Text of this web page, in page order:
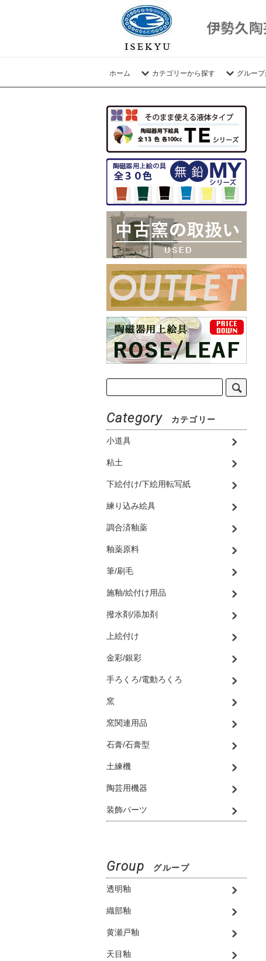
ホーム カテゴリーから探す グルー
Category カテゴリー
小道具
粘土
下絵付け/下絵用転写紙
練り込み絵具
調合済釉薬
釉薬原料
筆/刷毛
施釉/絵付け用品
撥水剤/添加剤
上絵付け
金彩/銀彩
手ろくろ/電動ろくろ
窯
窯関連用品
石膏/石膏型
土練機
陶芸用機器
装飾パーツ
Group グループ
透明釉
織部釉
黄瀬戸釉
天目釉